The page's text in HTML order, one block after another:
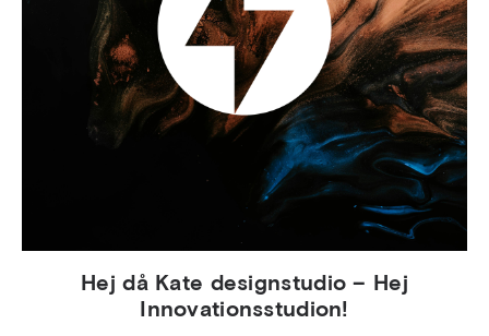
Hej då Kate designstudio – Hej
Innovationsstudion!